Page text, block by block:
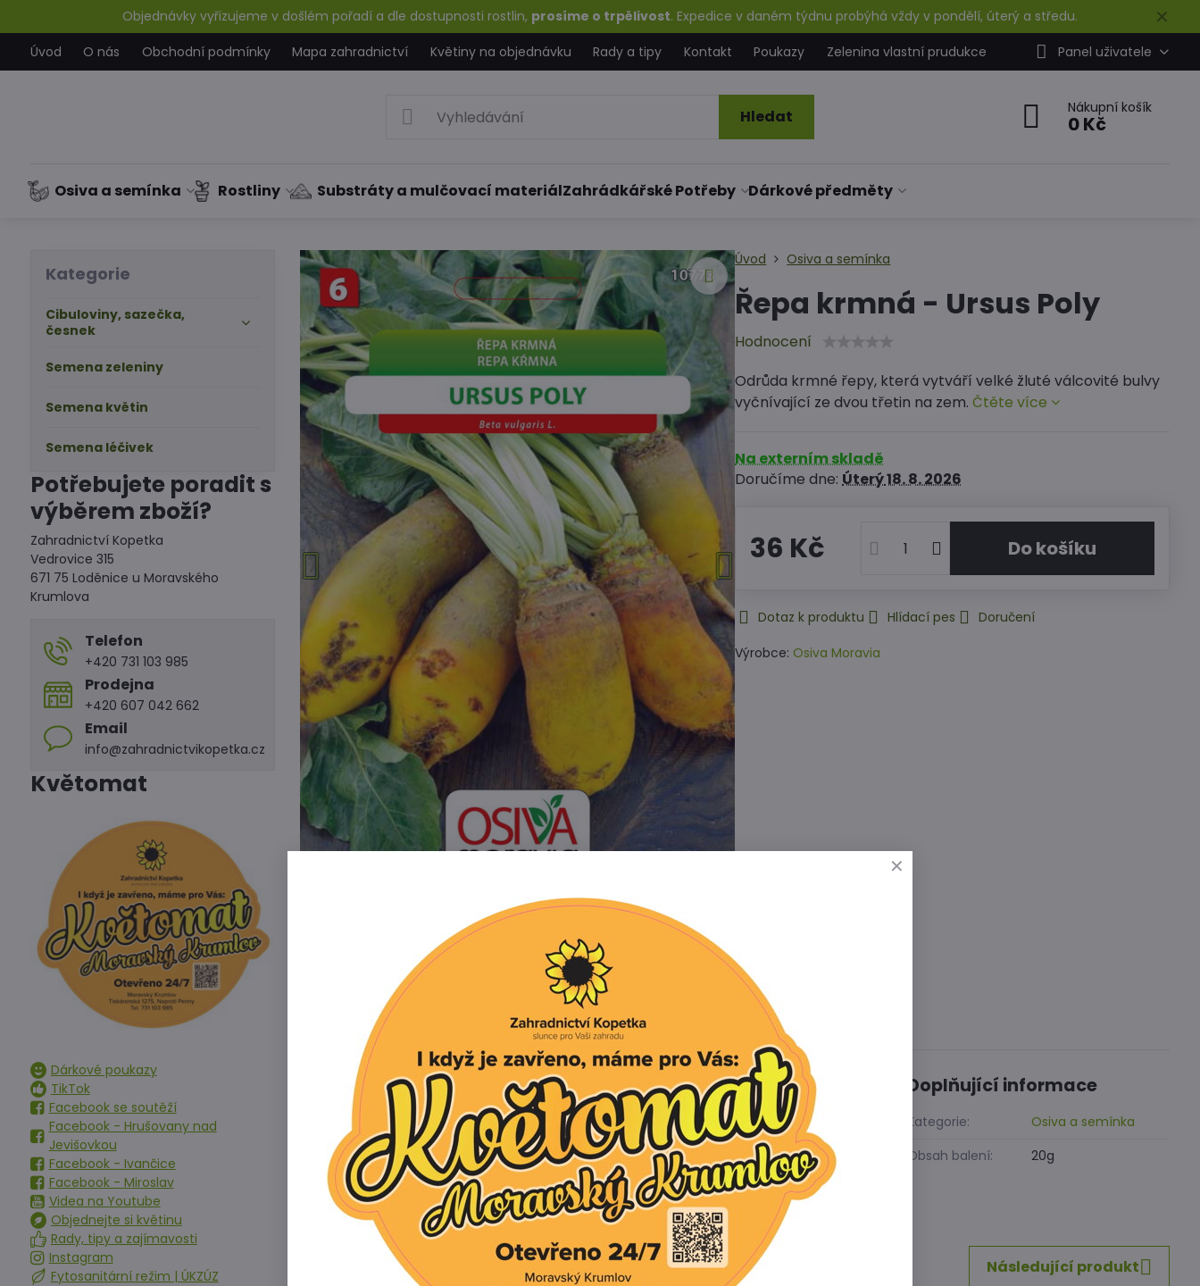
✕
Objednávky vyřizujeme v došlém pořadí a dle dostupnosti rostlin, prosíme o trpělivost. Expedice v daném týdnu probýhá vždy v pondělí, úterý a středu.
Úvod
O nás Obchodní podmínky Mapa zahradnictví Květiny na objednávku Rady a tipy Kontakt Poukazy Zelenina vlastní prudukce Panel uživatele
Hledat Nákupní košík
0 Kč
Osiva a semínka Rostliny Substráty a mulčovací materiálZahrádkářské Potřeby Dárkové předměty
Úvod Osiva a semínka
Řepa krmná - Ursus Poly
Hodnocení
Odrůda krmné řepy, která vytváří velké žluté válcovité bulvy
vyčnívající ze dvou třetin na zem.Čtěte více
Na externím skladě
Doručíme dne:Úterý18. 8. 2026
36 Kč Do košíku
Dotaz k produktu Hlídací pes
Doručení
Výrobce: Osiva Moravia
Popis
Odrůda krmné řepy, která vytváří velké žluté válcovité bulvy vyčnívající ze dvou
třetin na zem.
Doplňující informace
Kategorie:
Osiva a semínka
Obsah balení:
20g
Facebook
TwitterBlueskyPinterestReddit
Předchozí produkt Následující produkt
Kategorie
Cibuloviny, sazečka,
česnek
Semena zeleniny
Semena květin
Semena léčivek
Potřebujete poradit s
výběrem zboží?
Zahradnictví Kopetka
Vedrovice 315
671 75 Loděnice u Moravského
Krumlova
Telefon
+420 731 103 985
Prodejna
+420 607 042 662
Email
info@zahradnictvikopetka.cz
Květomat
Dárkové poukazy
TikTok
Facebook se soutěží
Facebook - Hrušovany nad
Jevišovkou
Facebook - Ivančice
Facebook - Miroslav
Videa na Youtube
Objednejte si květinu
Rady, tipy a zajímavosti
Instagram
Fytosanitární režim | ÚKZÚZ